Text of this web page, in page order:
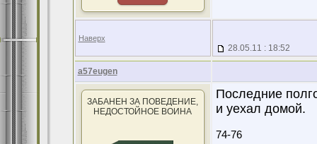
Наверх
28.05.11 : 18:52
a57eugen
ЗАБАНЕН ЗА ПОВЕДЕНИЕ,
НЕДОСТОЙНОЕ ВОИНА
Последние
и уехал домой.
74-76